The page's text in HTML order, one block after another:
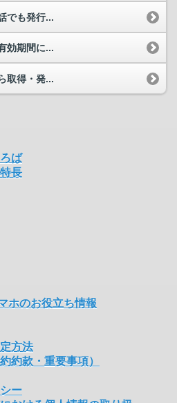
でも発行...
効期間に...
取得・発...
ば
長
ホのお役立ち情報
方法
約款・重要事項）
ー